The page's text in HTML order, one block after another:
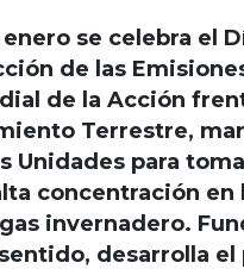
enero se celebra el
de las
de la Acción
Terrestre,
Unidades para
concentración en
invernadero.
desarrolla